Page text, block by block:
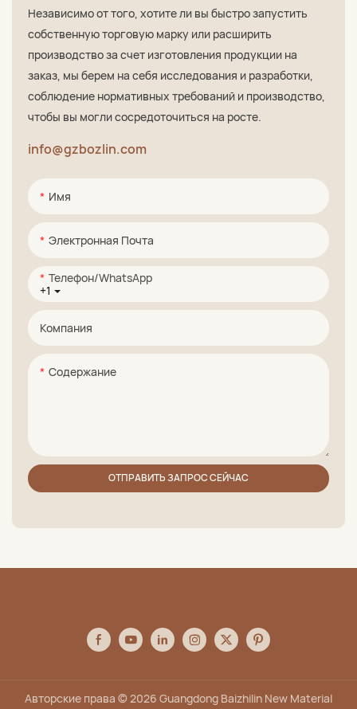
Независимо от того, хотите ли вы быстро запустить
собственную торговую марку или расширить
производство за счет изготовления продукции на
заказ, мы берем на себя исследования и разработки,
соблюдение нормативных требований и производство,
чтобы вы могли сосредоточиться на росте.
info@gzbozlin.com
Имя
Электронная Почта
+1
Телефон/WhatsApp
Компания
Содержание
ОТПРАВИТЬ ЗАПРОС СЕЙЧАС
Авторские права © 2026 Guangdong Baizhilin New Material